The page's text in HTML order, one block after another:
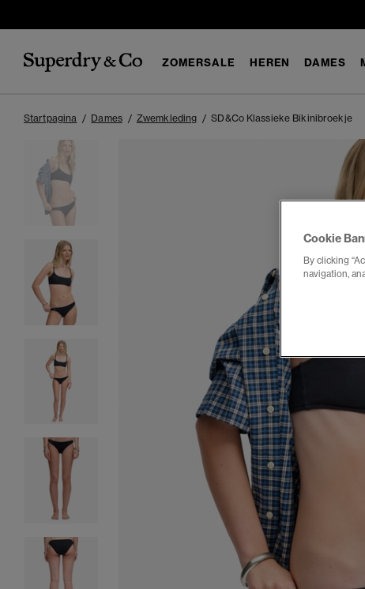
ZOMERSALE HEREN DAMES
Startpagina Dames Zwemkleding SD&Co Klassieke Bikinibroekje
Cookie
By clicking
navigation,